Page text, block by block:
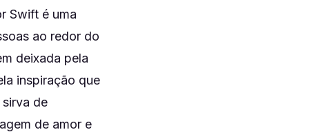
Swift é uma
ao redor do
deixada pela
inspiração que
de
de amor e